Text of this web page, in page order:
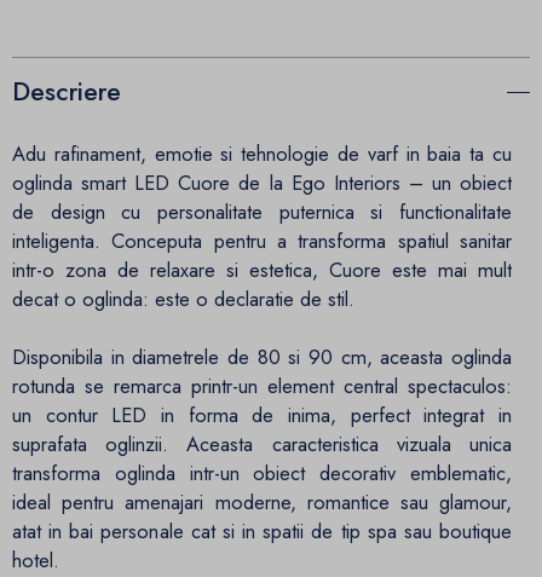
Descriere
Adu rafinament, emotie si tehnologie de varf in baia ta cu
oglinda smart LED Cuore de la Ego Interiors – un obiect
de design cu personalitate puternica si functionalitate
inteligenta. Conceputa pentru a transforma spatiul sanitar
intr-o zona de relaxare si estetica, Cuore este mai mult
decat o oglinda: este o declaratie de stil.
Disponibila in diametrele de 80 si 90 cm, aceasta oglinda
rotunda se remarca printr-un element central spectaculos:
un contur LED in forma de inima, perfect integrat in
suprafata oglinzii. Aceasta caracteristica vizuala unica
transforma oglinda intr-un obiect decorativ emblematic,
ideal pentru amenajari moderne, romantice sau glamour,
atat in bai personale cat si in spatii de tip spa sau boutique
hotel.